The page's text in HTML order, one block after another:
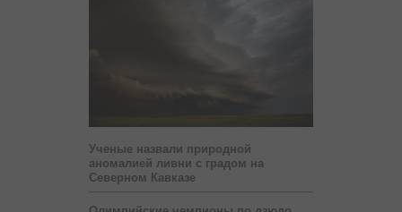
Ученые назвали природной
аномалией ливни с градом на
Северном Кавказе